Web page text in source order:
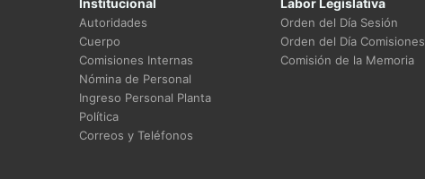
Institucional
Autoridades
Cuerpo
Comisiones Internas
Nómina de Personal
Ingreso Personal Planta
Política
Correos y Teléfonos
Labor Legislativa
Orden del Día Sesión
Orden del Día Comisiones
Comisión de la Memoria